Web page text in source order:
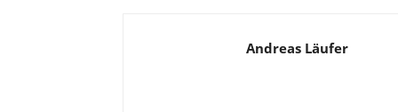
Andreas Läufer